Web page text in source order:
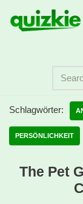
Zum
Schlagwörter:
PERSÖNLICHKEIT
The Pet